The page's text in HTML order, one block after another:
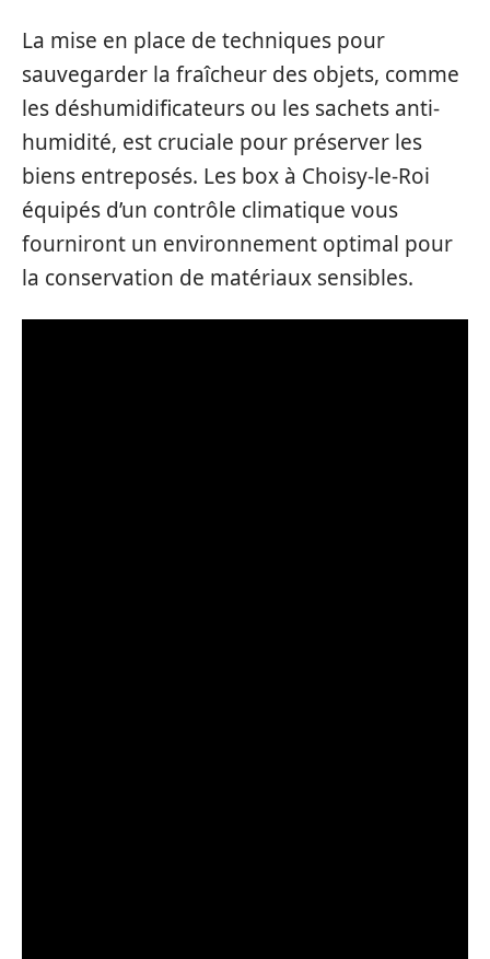
La mise en place de techniques pour
sauvegarder la fraîcheur des objets, comme
les déshumidificateurs ou les sachets anti-
humidité, est cruciale pour préserver les
biens entreposés. Les box à Choisy-le-Roi
équipés d’un contrôle climatique vous
fourniront un environnement optimal pour
la conservation de matériaux sensibles.